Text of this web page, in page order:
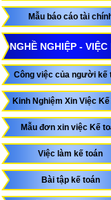
Mẫu báo cáo tài
NGHỀ NGHIỆP - VIỆC
Công việc của người kế
Kinh Nghiệm Xin Việc
Mẫu đơn xin việc Kế
Việc làm kế toán
Bài tập kế toán